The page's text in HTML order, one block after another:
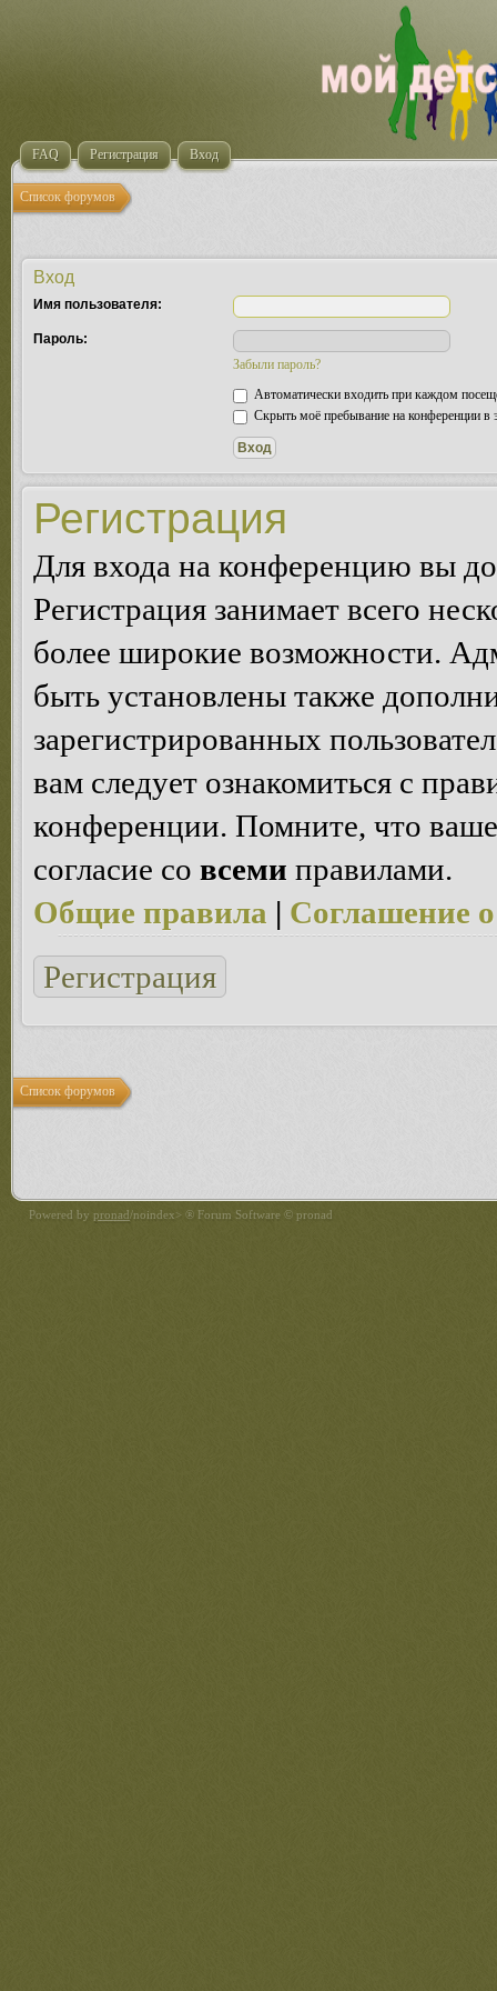
FAQ Регистрация Вход
Список форумов
Вход
Имя пользователя:
Пароль:
Забыли пароль?
Автоматически входить при каждом
Скрыть моё пребывание на конференции в
Регистрация
Для входа на конференцию вы
Регистрация занимает всего
более широкие возможности.
быть установлены также
зарегистрированных
вам следует ознакомиться с
конференции. Помните, что
согласие со всеми правилами.
Общие правила | Соглашение
Регистрация
Список форумов
Powered by pronad/noindex> ® Forum Software © pronad